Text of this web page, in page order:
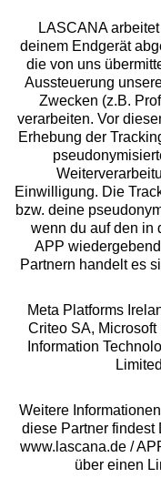
Services
Beratung
Über uns
Rechtliches
Alle Preise inkl. MwSt., zzgl.
** Bonität vorausgesetzt,
LASCANA
deinem Endgerät
die von uns
Aussteuerung
Zwecken (z.B.
verarbeiten. Vor
Erhebung der
Einwilligung. Die
bzw. deine
wenn du auf den in
APP
Partnern handelt es
Meta Platforms
Criteo SA,
Information
Weitere
diese Partner findest
www.lascana.de /
über einen